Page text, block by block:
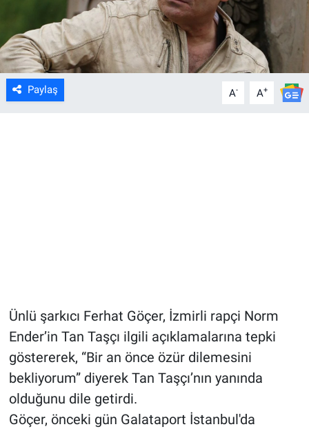
Paylaş A- A+
Ünlü şarkıcı Ferhat Göçer, İzmirli rapçi Norm
Ender’in Tan Taşçı ilgili açıklamalarına tepki
göstererek, “Bir an önce özür dilemesini
bekliyorum” diyerek Tan Taşçı’nın yanında
olduğunu dile getirdi.
Göçer, önceki gün Galataport İstanbul'da